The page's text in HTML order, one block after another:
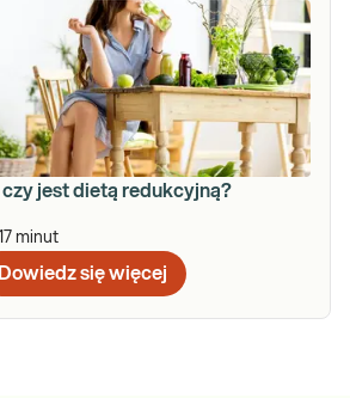
czy jest dietą redukcyjną?
minut
Dowiedz się więcej